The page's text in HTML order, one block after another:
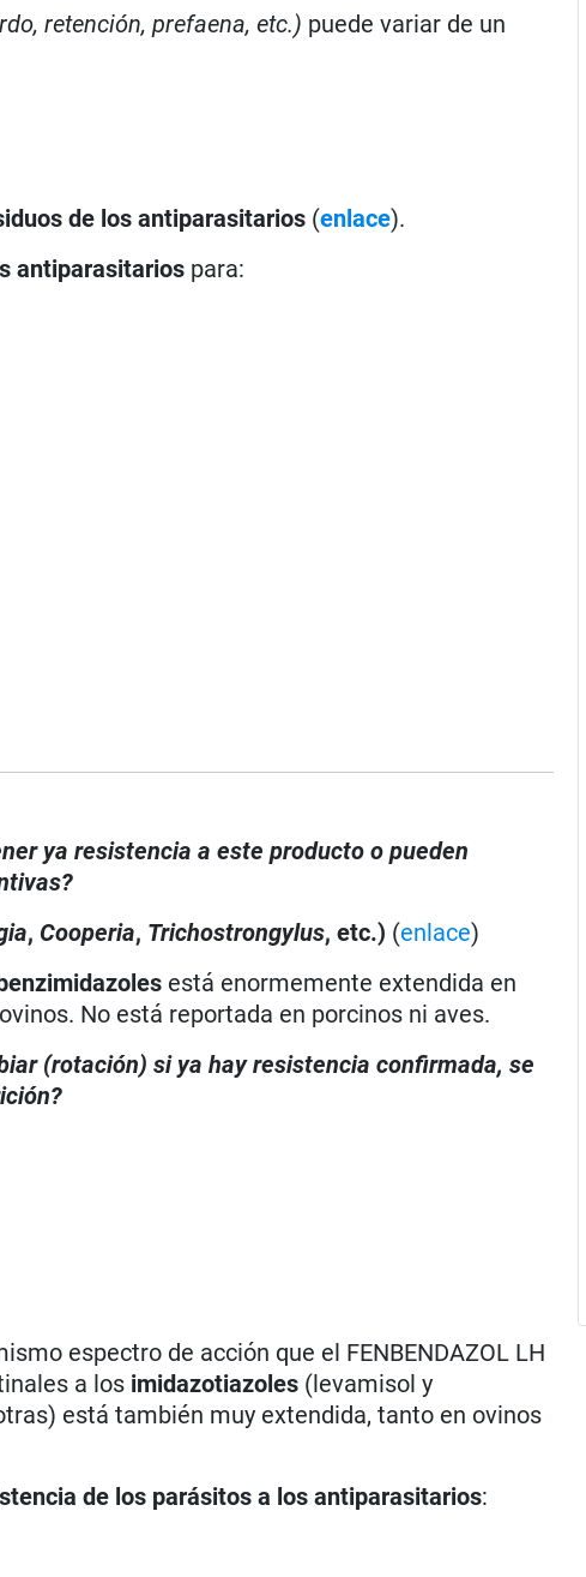
retención, prefaena, etc.) puede variar de un
de los antiparasitarios (enlace).
antiparasitarios para:
ya resistencia a este producto o pueden
, Cooperia, Trichostrongylus, etc.) (enlace)
está enormemente extendida en
No está reportada en porcinos ni aves.
(rotación) si ya hay resistencia confirmada, se
espectro de acción que el FENBENDAZOL LH
a los imidazotiazoles (levamisol y
está también muy extendida, tanto en ovinos
de los parásitos a los antiparasitarios: